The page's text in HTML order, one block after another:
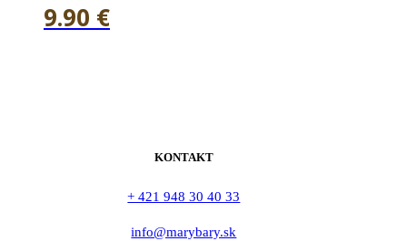
9.90 €
KONTAKT
+ 421 948 30 40 33
info@marybary.sk